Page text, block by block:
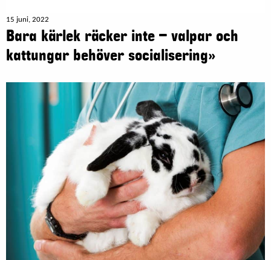
15 juni, 2022
Bara kärlek räcker inte – valpar och
kattungar behöver socialisering»